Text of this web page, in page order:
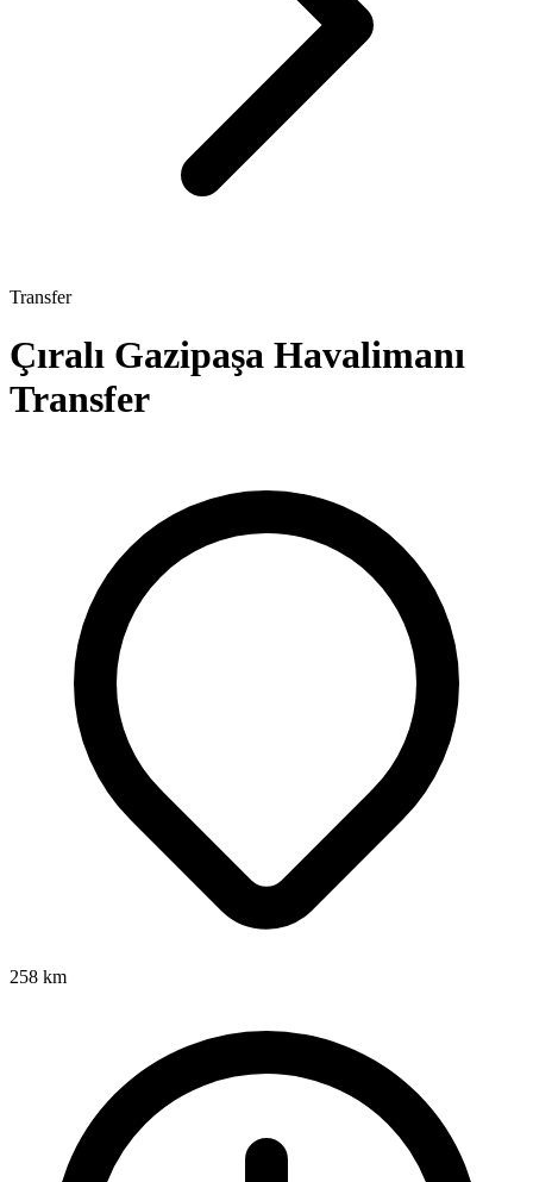
Transfer
Çıralı Gazipaşa Havalimanı
Transfer
258 km